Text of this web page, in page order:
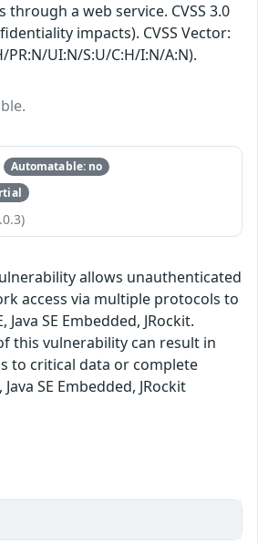
through a web service. CVSS 3.0
impacts). CVSS Vector:
PR:N/UI:N/S:U/C:H/I:N/A:N).
Automatable: no
allows unauthenticated
access via multiple protocols to
Java SE Embedded, JRockit.
this vulnerability can result in
to critical data or complete
Java SE Embedded, JRockit